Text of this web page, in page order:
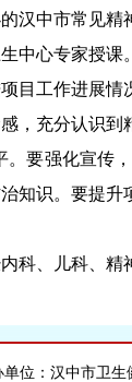
中市常见精
中心专家授课。
工作进展情
充分认识到
要强化宣
识。要提
、儿科、精
单位：汉中市卫生